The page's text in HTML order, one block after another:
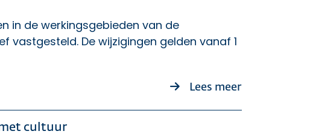
in de werkingsgebieden van de
vastgesteld. De wijzigingen gelden vanaf 1
Lees meerover
cultuur